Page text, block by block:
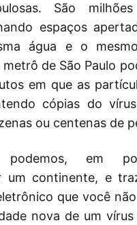
São
espaços
água e o
de São Paulo
em que as
cópias do
ou centenas de
podemos, em
um continente, e
que você
nova de um